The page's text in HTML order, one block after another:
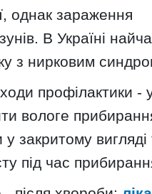
однак зараження
В Україні
з нирковим
профілактики -
вологе
закритому вигляді
під час